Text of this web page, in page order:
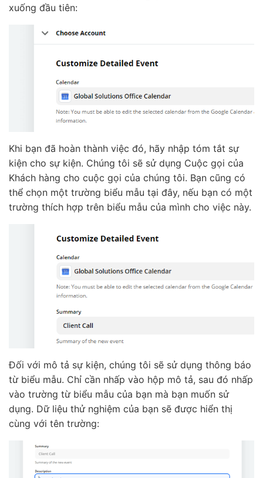
xuống đầu tiên:
Khi bạn đã hoàn thành việc đó, hãy nhập tóm tắt sự
kiện cho sự kiện. Chúng tôi sẽ sử dụng Cuộc gọi của
Khách hàng cho cuộc gọi của chúng tôi. Bạn cũng có
thể chọn một trường biểu mẫu tại đây, nếu bạn có một
trường thích hợp trên biểu mẫu của mình cho việc này.
Đối với mô tả sự kiện, chúng tôi sẽ sử dụng thông báo
từ biểu mẫu. Chỉ cần nhấp vào hộp mô tả, sau đó nhấp
vào trường từ biểu mẫu của bạn mà bạn muốn sử
dụng. Dữ liệu thử nghiệm của bạn sẽ được hiển thị
cùng với tên trường: